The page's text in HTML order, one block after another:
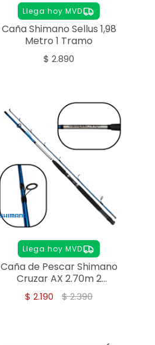
Llega hoy MVD
Caña Shimano Sellus 1,98
Metro 1 Tramo
$ 2.890
Llega hoy MVD
Caña de Pescar Shimano
Cruzar AX 2.70m 2
Tramos 12-25lb Variada
$ 2.190 $2.390